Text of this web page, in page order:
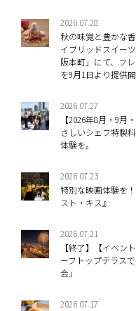
2026.07.28
秋の味覚と豊かな
イブリッドスイー
阪本町」にて、フ
を9月1日より提供
2026.07.27
【2026年8月・9
さしいシェフ特製
体験を。
2026.07.23
特別な映画体験を
スト・キス』
2026.07.21
【終了】【イベン
ーフトップテラス
会」
2026.07.17